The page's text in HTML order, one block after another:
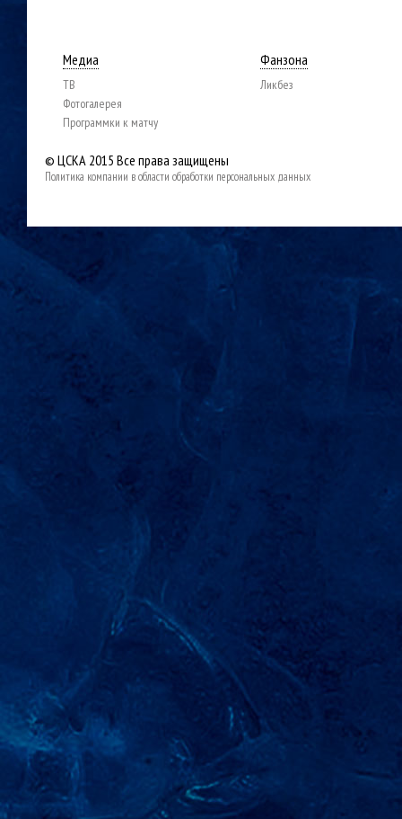
Медиа
ТВ
Фотогалерея
Программки к матчу
Фанзона
Ликбез
© ЦСКА 2015 Все права защищены
Политика компании в области обработки персональных данных